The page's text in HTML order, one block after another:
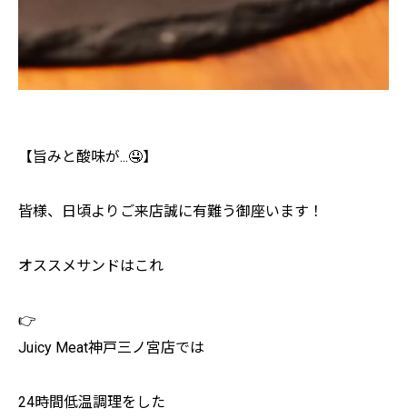
【旨みと酸味が...🤤】
皆様、日頃よりご来店誠に有難う御座います！
オススメサンドはこれ
👉
Juicy Meat神戸三ノ宮店では
24時間低温調理をした